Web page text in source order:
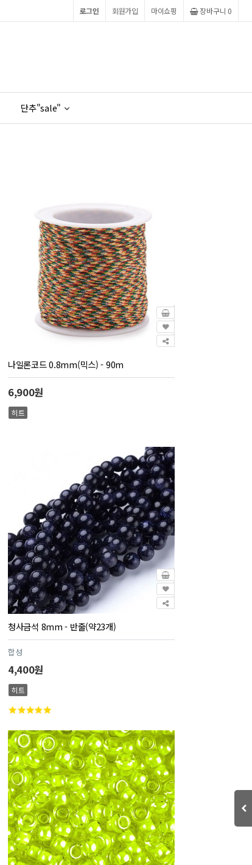
장바구니 0
마이쇼핑
회원가입
로그인
단추"sale"
나일론코드 0.8mm(믹스) - 90m
6,900원
히트
청사금석 8mm - 반줄(약23개)
합성
4,400원
히트